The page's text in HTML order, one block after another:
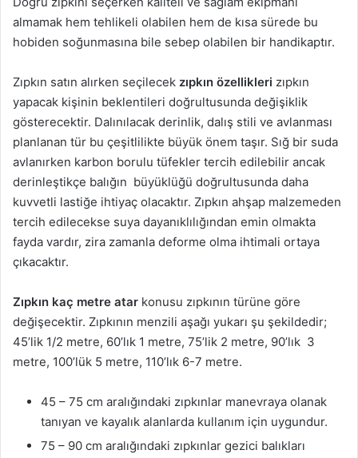
almamak hem tehlikeli olabilen hem de kısa sürede bu
hobiden soğunmasına bile sebep olabilen bir handikaptır.
Zıpkın satın alırken seçilecek zıpkın özellikleri zıpkın
yapacak kişinin beklentileri doğrultusunda değişiklik
gösterecektir. Dalınılacak derinlik, dalış stili ve avlanması
planlanan tür bu çeşitlilikte büyük önem taşır. Sığ bir suda
avlanırken karbon borulu tüfekler tercih edilebilir ancak
derinleştikçe balığın büyüklüğü doğrultusunda daha
kuvvetli lastiğe ihtiyaç olacaktır. Zıpkın ahşap malzemeden
tercih edilecekse suya dayanıklılığından emin olmakta
fayda vardır, zira zamanla deforme olma ihtimali ortaya
çıkacaktır.
Zıpkın kaç metre atar konusu zıpkının türüne göre
değişecektir. Zıpkının menzili aşağı yukarı şu şekildedir;
45’lik 1/2 metre, 60’lık 1 metre, 75’lik 2 metre, 90’lık 3
metre, 100’lük 5 metre, 110’lık 6-7 metre.
45 – 75 cm aralığındaki zıpkınlar manevraya olanak
tanıyan ve kayalık alanlarda kullanım için uygundur.
75 – 90 cm aralığındaki zıpkınlar gezici balıkları